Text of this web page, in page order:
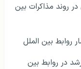
روند مذاکرات بین
روابط بین الملل
ارشد در روابط بین